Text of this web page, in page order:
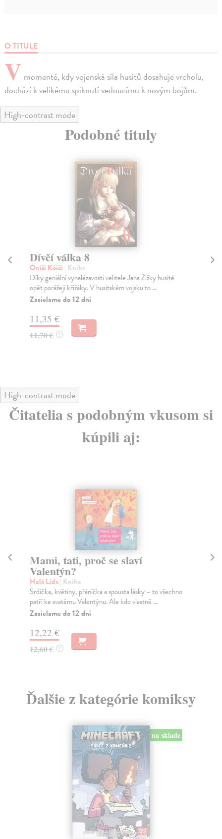
O TITULE
V momentě, kdy vojenská síla husitů dosahuje vrcholu,
dochází k velikému spiknutí vedoucímu k novým bojům.
High-contrast mode
Podobné tituly
Dívčí válka 8
Óniši Kóiči | Kniha
Díky geniální vynalézavosti velitele Jana Žižky husité
opět porážejí křižáky. V husitském vojsku to ...
Zasielame do 12 dní
11,35 €
11,70 € ?
High-contrast mode
Čitatelia s podobným vkusom si
kúpili aj:
Mami, tati, proč se slaví
Valentýn?
Holá Lída| Kniha
Srdíčka, květiny, přáníčka a spousta lásky – to všechno
patří ke svatému Valentýnu. Ale kdo vlastně ...
Zasielame do 12 dní
12,22 €
12,60 € ?
Ďalšie z kategórie komiksy
na sklade